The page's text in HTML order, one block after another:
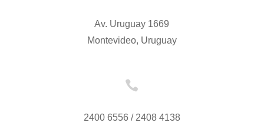
Av. Uruguay 1669
Montevideo, Uruguay

2400 6556 / 2408 4138